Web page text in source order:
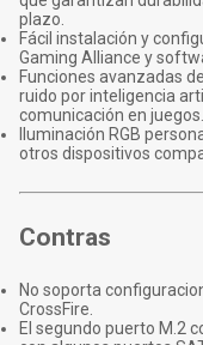
plazo.
Fácil instalación y
Gaming Alliance y
Funciones avanzadas
ruido por inteligencia
comunicación en juegos.
Iluminación RGB
otros dispositivos
Contras
No soporta
CrossFire.
El segundo puerto M.2